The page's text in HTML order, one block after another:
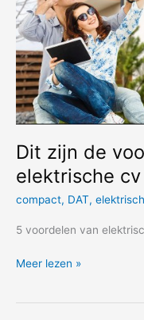
Dit zijn de
elektrische
compact, DAT,
5 voordelen van
Dit
Meer lezen »